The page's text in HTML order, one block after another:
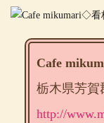
Cafe
栃木県芳賀
http://